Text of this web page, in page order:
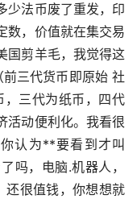
少法币废了重发，印
数，价值就在集交易
国剪羊毛，我觉得这
三代货币即原始 社
三代为纸币，四代
活动便利化。我看很
认为**要看到才叫
吗，电脑.机器人，
还很值钱，你想想就